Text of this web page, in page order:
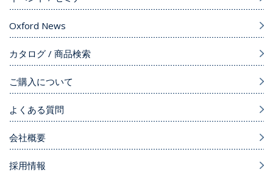
Oxford News
カタログ / 商品検索
ご購入について
よくある質問
会社概要
採用情報